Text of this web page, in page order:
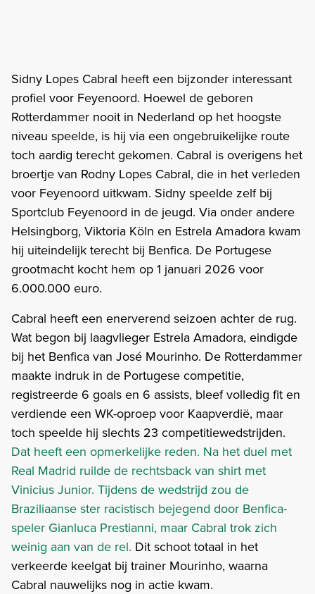
Sidny Lopes Cabral heeft een bijzonder interessant
profiel voor Feyenoord. Hoewel de geboren
Rotterdammer nooit in Nederland op het hoogste
niveau speelde, is hij via een ongebruikelijke route
toch aardig terecht gekomen. Cabral is overigens het
broertje van Rodny Lopes Cabral, die in het verleden
voor Feyenoord uitkwam. Sidny speelde zelf bij
Sportclub Feyenoord in de jeugd. Via onder andere
Helsingborg, Viktoria Köln en Estrela Amadora kwam
hij uiteindelijk terecht bij Benfica. De Portugese
grootmacht kocht hem op 1 januari 2026 voor
6.000.000 euro.
Cabral heeft een enerverend seizoen achter de rug.
Wat begon bij laagvlieger Estrela Amadora, eindigde
bij het Benfica van José Mourinho. De Rotterdammer
maakte indruk in de Portugese competitie,
registreerde 6 goals en 6 assists, bleef volledig fit en
verdiende een WK-oproep voor Kaapverdië, maar
toch speelde hij slechts 23 competitiewedstrijden.
Dat heeft een opmerkelijke reden. Na het duel met
Real Madrid ruilde de rechtsback van shirt met
Vinicius Junior. Tijdens de wedstrijd zou de
Braziliaanse ster racistisch bejegend door Benfica-
speler Gianluca Prestianni, maar Cabral trok zich
weinig aan van de rel. Dit schoot totaal in het
verkeerde keelgat bij trainer Mourinho, waarna
Cabral nauwelijks nog in actie kwam.